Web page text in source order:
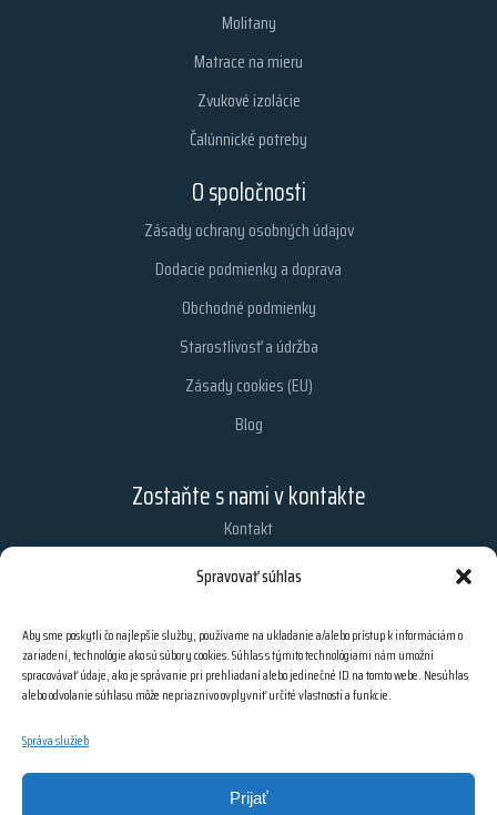
Spravovať súhlas
Aby sme poskytli čo najlepšie služby, používame na ukladanie a/alebo prístup k informáciám o
zariadení, technológie ako sú súbory cookies. Súhlas s týmito technológiami nám umožní
spracovávať údaje, ako je správanie pri prehliadaní alebo jedinečné ID na tomto webe. Nesúhlas
alebo odvolanie súhlasu môže nepriaznivo ovplyvniť určité vlastnosti a funkcie.
Správa služieb
Prijať
Molitany
Matrace na mieru
Zvukové izolácie
Čalúnnické potreby
O spoločnosti
Zásady ochrany osobných údajov
Dodacie podmienky a doprava
Obchodné podmienky
Starostlivosť a údržba
Zásady cookies (EU)
Blog
Zostaňte s nami v kontakte
Kontakt
Chcete dostávať najnovšie informácie z nášho obchodu?
PRIHLÁSIŤ SA